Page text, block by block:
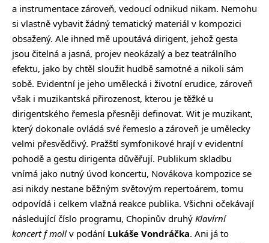
a instrumentace zároveň, vedoucí odnikud nikam. Nemohu
si vlastně vybavit žádný tematický materiál v kompozici
obsažený. Ale ihned mě upoutává dirigent, jehož gesta
jsou čitelná a jasná, projev neokázalý a bez teatrálního
efektu, jako by chtěl sloužit hudbě samotné a nikoli sám
sobě. Evidentní je jeho umělecká i životní erudice, zároveň
však i muzikantská přirozenost, kterou je těžké u
dirigentského řemesla přesněji definovat. Wit je muzikant,
který dokonale ovládá své řemeslo a zároveň je umělecky
velmi přesvědčivý. Pražští symfonikové hrají v evidentní
pohodě a gestu dirigenta důvěřují. Publikum skladbu
vnímá jako nutný úvod koncertu, Novákova kompozice se
asi nikdy nestane běžným světovým repertoárem, tomu
odpovídá i celkem vlažná reakce publika. Všichni očekávají
následující číslo programu, Chopinův druhý Klavírní
koncert f moll v podání Lukáše Vondráčka. Ani já to